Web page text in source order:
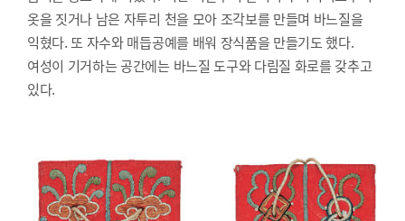
옷을 짓거나 남은 자투리 천을 모아 조각보를 만들며 바느질을
익혔다. 또 자수와 매듭공예를 배워 장식품을 만들기도 했다.
여성이 기거하는 공간에는 바느질 도구와 다림질 화로를 갖추고
있다.